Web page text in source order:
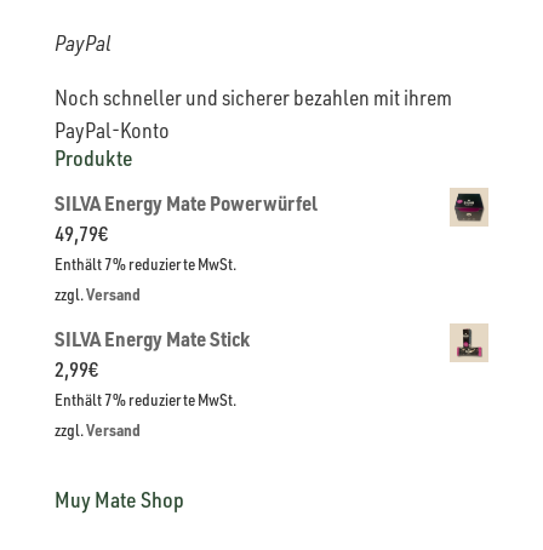
PayPal
Noch schneller und sicherer bezahlen mit ihrem
PayPal-Konto
Produkte
SILVA Energy Mate Powerwürfel
49,79€
Enthält 7% reduzierte MwSt.
zzgl.Versand
SILVA Energy Mate Stick
2,99€
Enthält 7% reduzierte MwSt.
zzgl.Versand
Muy Mate Shop